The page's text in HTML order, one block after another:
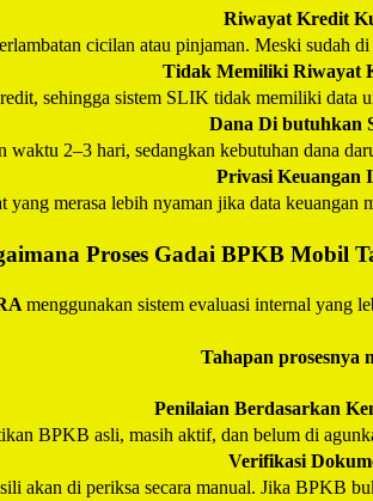
Riwayat Kredit
cicilan atau pinjaman. Meski sudah
Tidak Memiliki Riwayat
sehingga sistem SLIK tidak memiliki
Dana Di butuhkan
waktu 2–3 hari, sedangkan kebutuhan dana
Privasi Keuangan
yang merasa lebih nyaman jika data
Proses Gadai BPKB Mobil
menggunakan sistem evaluasi internal yang
Tahapan prosesnya
Penilaian Berdasarkan
BPKB asli, masih aktif, dan belum di
Verifikasi
di periksa secara manual. Jika BPKB